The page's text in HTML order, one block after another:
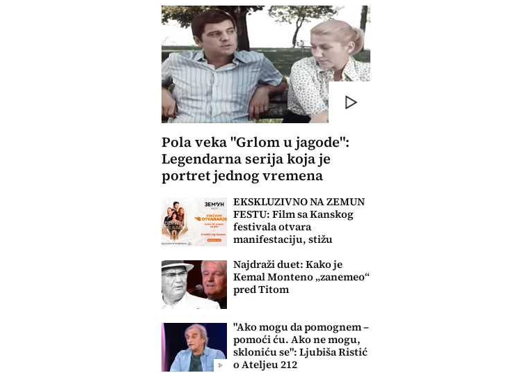
Pola veka "Grlom u jagode":
Legendarna serija koja je
portret jednog vremena
EKSKLUZIVNO NA ZEMUN
FESTU: Film sa Kanskog
festivala otvara
manifestaciju, stižu
Najdraži duet: Kako je
Kemal Monteno „zanemeo“
pred Titom
"Ako mogu da pomognem –
pomoći ću. Ako ne mogu,
skloniću se": Ljubiša Ristić
o Ateljeu 212